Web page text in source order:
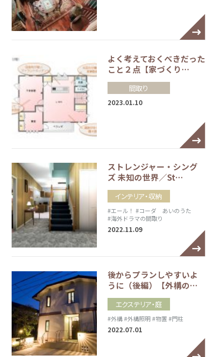
よく考えておくべきだった
こと２点【家づくり…
間取り
2023.01.10
ストレンジャー・シング
ズ 未知の世界／St…
インテリア・収納
#エール！ #コーダ あいのうた
#海外ドラマの間取り
2022.11.09
後からプランしやすいよ
うに（後編）【外構の…
エクステリア・庭
#外構#外構照明 #物置 #門柱
2022.07.01